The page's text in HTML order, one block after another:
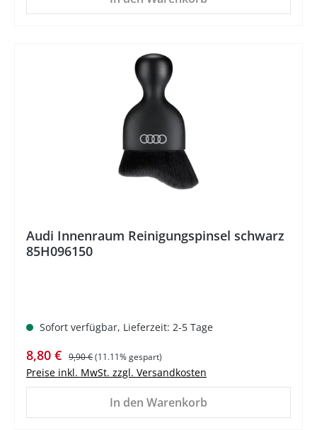
Audi Innenraum Reinigungspinsel schwarz
85H096150
Sofort verfügbar, Lieferzeit: 2-5 Tage
Verkaufspreis:
8,80 € Regulärer Preis:
9,90 €(11.11% gespart)
Preise inkl. MwSt. zzgl. Versandkosten
In den Warenkorb